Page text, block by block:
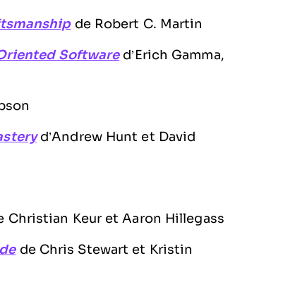
de Robert C. Martin
Softwared’Erich Gamma,
d’Andrew Hunt et David
Christian Keur et Aaron Hillegass
de Chris Stewart et Kristin